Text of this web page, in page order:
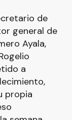
de
general de
Ayala,
a
propia